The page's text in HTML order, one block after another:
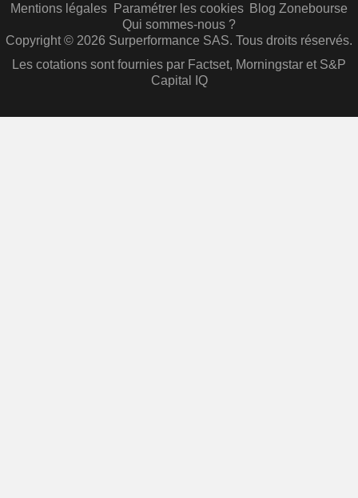
Mentions légales Paramétrer les cookies Blog Zonebourse
Qui sommes-nous ?
Copyright © 2026 Surperformance SAS. Tous droits réservés.
Les cotations sont fournies par Factset, Morningstar et S&P
Capital IQ